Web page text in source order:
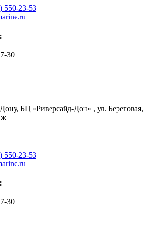
550-23-53
30
БЦ «Риверсайд-Дон» , ул. Береговая,
550-23-53
30